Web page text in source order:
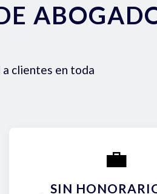
clientes en toda
💼
SIN